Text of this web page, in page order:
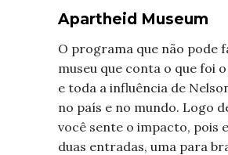
Apartheid Museum
O programa que não pode
museu que conta o que foi
e toda a influência de
no país e no mundo. Logo
você sente o impacto, pois
duas entradas, uma para